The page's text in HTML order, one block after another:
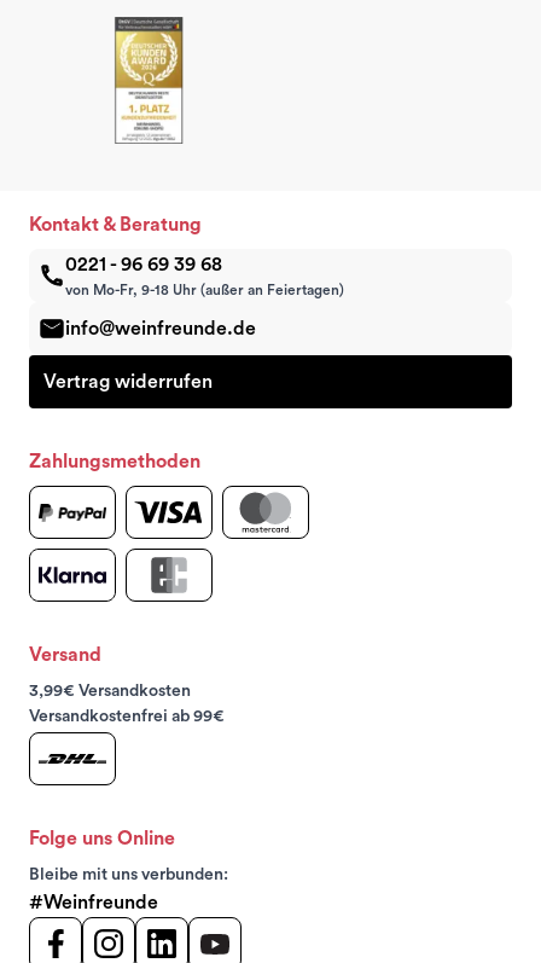
Kontakt & Beratung
0221 - 96 69 39 68
von Mo-Fr, 9-18 Uhr (außer an Feiertagen)
info@weinfreunde.de
Vertrag widerrufen
Zahlungsmethoden
Versand
3,99€ Versandkosten
Versandkostenfrei ab 99€
Folge uns Online
Bleibe mit uns verbunden:
#Weinfreunde